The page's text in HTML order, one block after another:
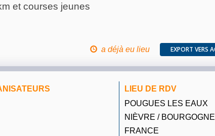
et courses jeunes
a déjà eu lieu EXPORT VERS
LIEU DE RDV
POUGUES LES EAUX
NIÈVRE / BOURGOGNE
FRANCE